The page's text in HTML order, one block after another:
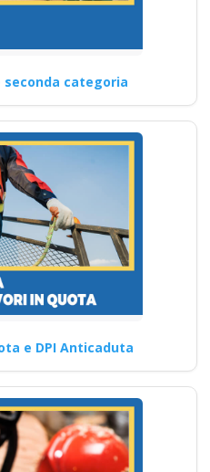
seconda categoria
e DPI Anticaduta